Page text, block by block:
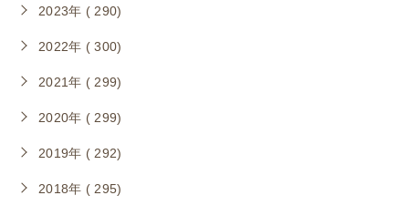
2023年 ( 290)
2022年 ( 300)
2021年 ( 299)
2020年 ( 299)
2019年 ( 292)
2018年 ( 295)